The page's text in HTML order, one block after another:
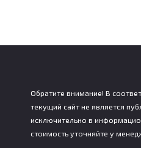
Обратите внимание! В
текущий сайт не является
исключительно в
стоимость уточняйте у